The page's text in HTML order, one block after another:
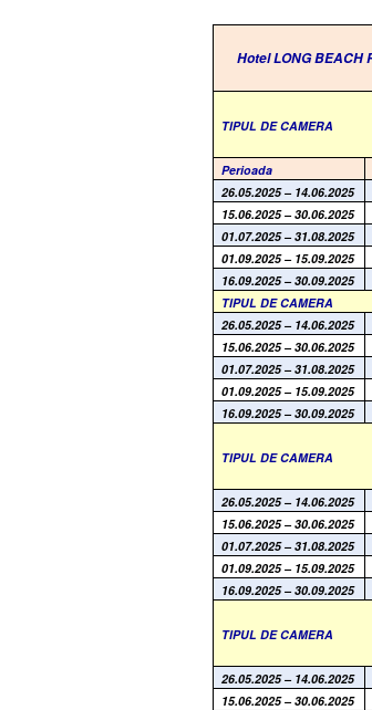
Hotel LONG BEACH
TIPUL DE CAMERA
Perioada
26.05.2025 – 14.06.2025
15.06.2025 – 30.06.2025
01.07.2025 – 31.08.2025
01.09.2025 – 15.09.2025
16.09.2025 – 30.09.2025
TIPUL DE CAMERA
26.05.2025 – 14.06.2025
15.06.2025 – 30.06.2025
01.07.2025 – 31.08.2025
01.09.2025 – 15.09.2025
16.09.2025 – 30.09.2025
TIPUL DE CAMERA
26.05.2025 – 14.06.2025
15.06.2025 – 30.06.2025
01.07.2025 – 31.08.2025
01.09.2025 – 15.09.2025
16.09.2025 – 30.09.2025
TIPUL DE CAMERA
26.05.2025 – 14.06.2025
15.06.2025 – 30.06.2025